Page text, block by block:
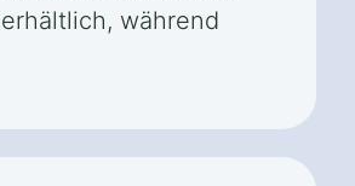
während